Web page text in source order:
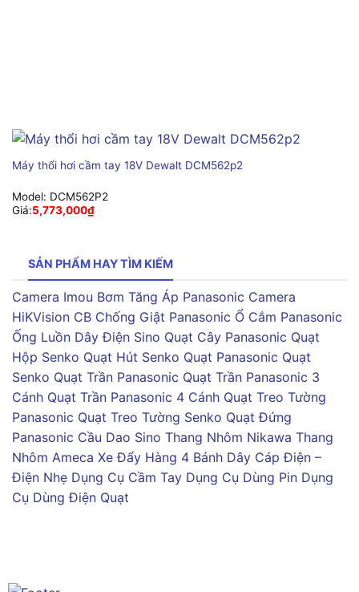
Máy thổi hơi cầm tay 18V Dewalt DCM562p2
Model: DCM562P2
Giá:5,773,000₫
SẢN PHẨM HAY TÌM KIẾM
Camera Imou Bơm Tăng Áp Panasonic Camera
HiKVision CB Chống Giật Panasonic Ổ Cắm Panasonic
Ống Luồn Dây Điện Sino Quạt Cây Panasonic Quạt
Hộp Senko Quạt Hút Senko Quạt Panasonic Quạt
Senko Quạt Trần Panasonic Quạt Trần Panasonic 3
Cánh Quạt Trần Panasonic 4 Cánh Quạt Treo Tường
Panasonic Quạt Treo Tường Senko Quạt Đứng
Panasonic Cầu Dao Sino Thang Nhôm Nikawa Thang
Nhôm Ameca Xe Đẩy Hàng 4 Bánh Dây Cáp Điện –
Điện Nhẹ Dụng Cụ Cầm Tay Dụng Cụ Dùng Pin Dụng
Cụ Dùng Điện Quạt